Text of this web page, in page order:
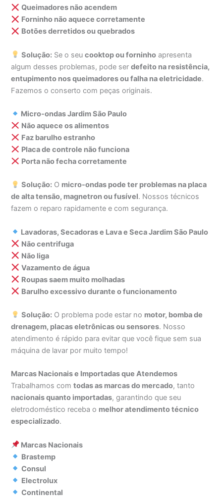
Queimadores não acendem
Forninho não aquece corretamente
Botões derretidos ou quebrados
Solução: Se o seucooktop ou forninho apresenta
algum desses problemas, pode serdefeito na resistência,
entupimento nos queimadores ou falha na eletricidade.
Fazemos o conserto com peças originais.
Micro-ondas Jardim São Paulo
Não aquece os alimentos
Faz barulho estranho
Placa de controle não funciona
Porta não fecha corretamente
Solução: O micro-ondas pode ter problemas na placa
de alta tensão, magnetron ou fusível. Nossos técnicos
fazem o reparo rapidamente e com segurança.
Lavadoras, Secadoras e Lava e Seca Jardim São Paulo
Não centrifuga
Não liga
Vazamento de água
Roupas saem muito molhadas
Barulho excessivo durante o funcionamento
Solução: O problema pode estar no motor, bomba de
drenagem, placas eletrônicas ou sensores. Nosso
atendimento é rápido para evitar que você fique sem sua
máquina de lavar por muito tempo!
Marcas Nacionais e Importadas que Atendemos
Trabalhamos comtodas as marcas do mercado, tanto
nacionais quanto importadas, garantindo que seu
eletrodoméstico receba o melhor atendimento técnico
especializado.
Marcas Nacionais
Brastemp
Consul
Electrolux
Continental